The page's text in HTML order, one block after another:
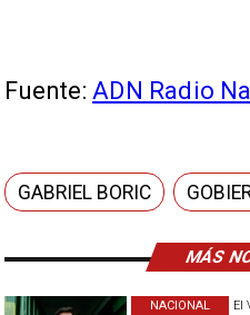
MÁS
El
NACIONAL
Fuente:ADN Radio
GABRIEL BORIC